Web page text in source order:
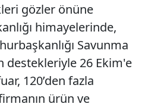
gözler önüne
himayelerinde,
Savunma
destekleriyle 26 Ekim'e
120’den fazla
ürün ve